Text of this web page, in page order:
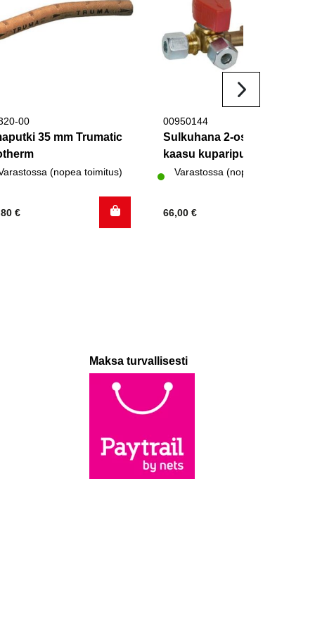
00
35 mm Trumatic
(nopea toimitus)
€
00950144
Sulkuhana 2-osainen
kaasu kupariputkelle
Varastossa (nopea toimitus)
66,00€
Maksa turvallisesti